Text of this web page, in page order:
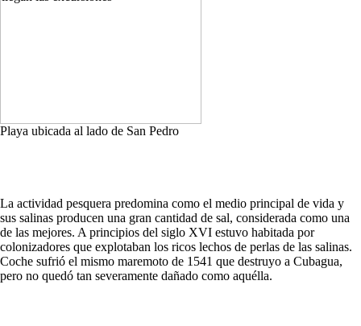
Playa ubicada al lado de San Pedro
La actividad pesquera predomina como el medio principal de vida y
sus salinas producen una gran cantidad de sal, considerada como una
de las mejores. A principios del siglo XVI estuvo habitada por
colonizadores que explotaban los ricos lechos de perlas de las salinas.
Coche sufrió el mismo maremoto de 1541 que destruyo a Cubagua,
pero no quedó tan severamente dañado como aquélla.